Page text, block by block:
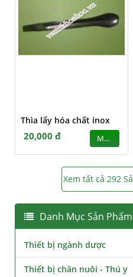
Thìa lấy hóa chất inox
20,000 đ MUA
Xem tất cả 292
Danh Mục Sản Phẩm
Thiết bị ngành dược
Thiết bị chăn nuôi - Thú y